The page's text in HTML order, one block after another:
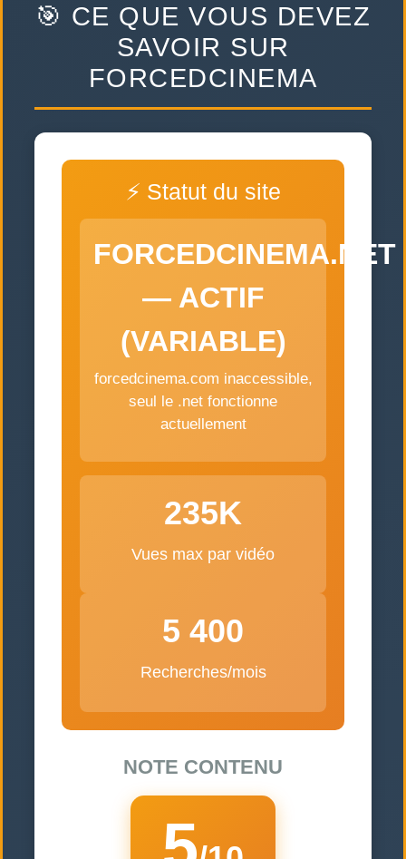
🎯 CE QUE VOUS DEVEZ
SAVOIR SUR
FORCEDCINEMA
⚡ Statut du site
FORCEDCINEMA.NET
— ACTIF
(VARIABLE)
forcedcinema.com inaccessible,
seul le .net fonctionne
actuellement
235K
Vues max par vidéo
5 400
Recherches/mois
NOTE CONTENU